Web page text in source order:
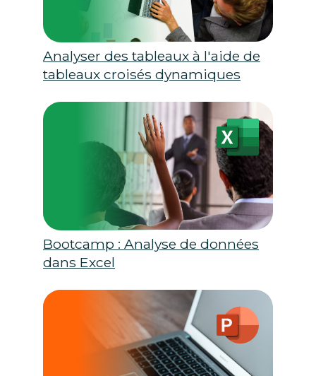
Analyser des tableaux à l'aide de
tableaux croisés dynamiques
Bootcamp : Analyse de données
dans Excel